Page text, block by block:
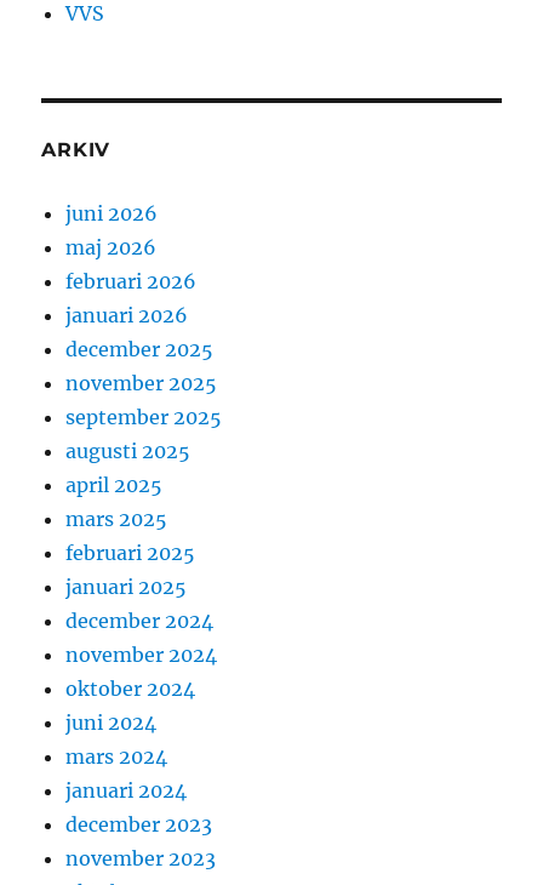
VVS
ARKIV
juni 2026
maj 2026
februari 2026
januari 2026
december 2025
november 2025
september 2025
augusti 2025
april 2025
mars 2025
februari 2025
januari 2025
december 2024
november 2024
oktober 2024
juni 2024
mars 2024
januari 2024
december 2023
november 2023